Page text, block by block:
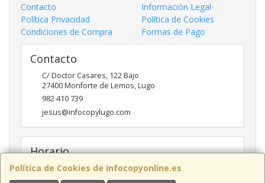
Política de Cookies de infocopyonline.es
Contacto
Información Legal
Política Privacidad
Política de Cookies
Condiciones de Compra
Formas de Pago
Contacto
C/ Doctor Casares, 122 Bajo
27400Monforte de Lemos,Lugo
982 410 739
jesus@infocopylugo.com
Horario
10:00 - 13:30 16:30 - 20:00